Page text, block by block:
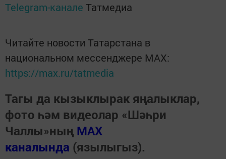
Telegram-канале Татмедиа
Читайте новости Татарстана в
национальном мессенджере MАХ:
https://max.ru/tatmedia
Тагы да кызыклырак яңалыклар,
фото һәм видеолар «Шәһри
Чаллы»ның MAX
каналында (язылыгыз).